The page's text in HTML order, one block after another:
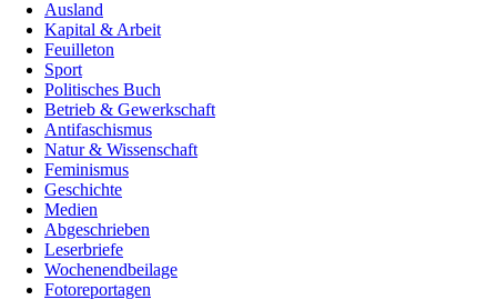
Ausland
Kapital & Arbeit
Feuilleton
Sport
Politisches Buch
Betrieb & Gewerkschaft
Antifaschismus
Natur & Wissenschaft
Feminismus
Geschichte
Medien
Abgeschrieben
Leserbriefe
Wochenendbeilage
Fotoreportagen